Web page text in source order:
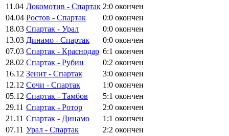
11.04 Локомотив - Спартак 2:0 окончен
04.04 Ростов - Спартак 0:0 окончен
18.03 Спартак - Урал 0:0 окончен
13.03 Динамо - Спартак 0:0 окончен
07.03 Спартак - Краснодар 6:1 окончен
28.02 Спартак - Рубин 0:2 окончен
16.12 Зенит - Спартак 3:0 окончен
12.12 Сочи - Спартак 1:0 окончен
05.12 Спартак - Тамбов 5:1 окончен
29.11 Спартак - Ротор 2:0 окончен
21.11 Спартак - Динамо 1:1 окончен
07.11 Урал - Спартак 2:2 окончен